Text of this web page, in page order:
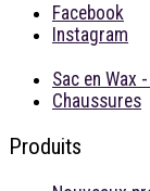
Facebook
Instagram
Sac en Wax
Chaussures
Produits